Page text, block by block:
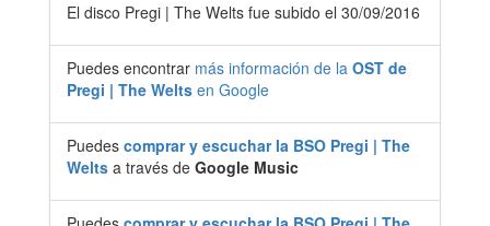
El disco Pregi | The Welts fue subido el 30/09/2016
Puedes encontrar más información de la OST de
Pregi | The Welts en Google
Puedes comprar y escuchar la BSO Pregi | The
Welts a través de Google Music